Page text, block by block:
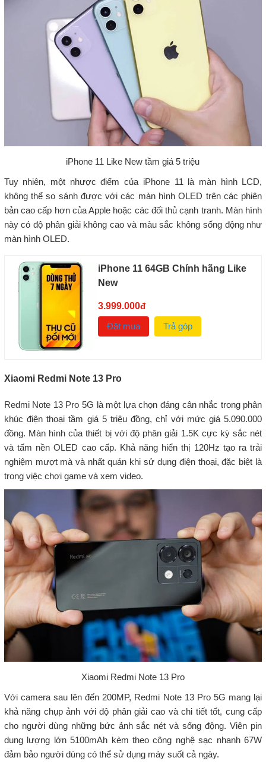
iPhone 11 Like New tầm giá 5 triệu
Tuy nhiên, một nhược điểm của iPhone 11 là màn hình LCD,
không thể so sánh được với các màn hình OLED trên các phiên
bản cao cấp hơn của Apple hoặc các đối thủ cạnh tranh. Màn hình
này có độ phân giải không cao và màu sắc không sống động như
màn hình OLED.
iPhone 11 64GB Chính hãng Like
New
3.999.000đ
Đặt mua
Trả góp
Xiaomi Redmi Note 13 Pro
Redmi Note 13 Pro 5G là một lựa chọn đáng cân nhắc trong phân
khúc điện thoại tầm giá 5 triệu đồng, chỉ với mức giá 5.090.000
đồng. Màn hình của thiết bị với độ phân giải 1.5K cực kỳ sắc nét
và tấm nền OLED cao cấp. Khả năng hiển thị 120Hz tạo ra trải
nghiệm mượt mà và nhất quán khi sử dụng điện thoại, đặc biệt là
trong việc chơi game và xem video.
Xiaomi Redmi Note 13 Pro
Với camera sau lên đến 200MP, Redmi Note 13 Pro 5G mang lại
khả năng chụp ảnh với độ phân giải cao và chi tiết tốt, cung cấp
cho người dùng những bức ảnh sắc nét và sống động. Viên pin
dung lượng lớn 5100mAh kèm theo công nghệ sạc nhanh 67W
đảm bảo người dùng có thể sử dụng máy suốt cả ngày.